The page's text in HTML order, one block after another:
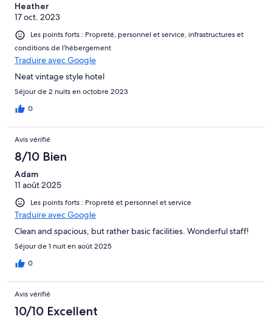
Heather
17 oct. 2023
Les points forts : Propreté, personnel et service, infrastructures et
conditions de l’hébergement
Traduire avec Google
Neat vintage style hotel
Séjour de 2 nuits en octobre 2023
0
Avis vérifié
8/10 Bien
Adam
11 août 2025
Les points forts : Propreté et personnel et service
Traduire avec Google
Clean and spacious, but rather basic facilities. Wonderful staff!
Séjour de 1 nuit en août 2025
0
Avis vérifié
10/10 Excellent